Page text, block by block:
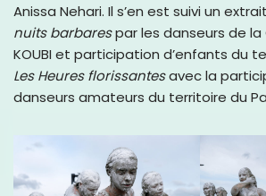
Anissa Nehari. Il s’en est suivi un
nuits barbarespar les danseurs de la
KOUBI et participation d’enfants du
Les Heures florissantesavec la
danseurs amateurs du territoire du